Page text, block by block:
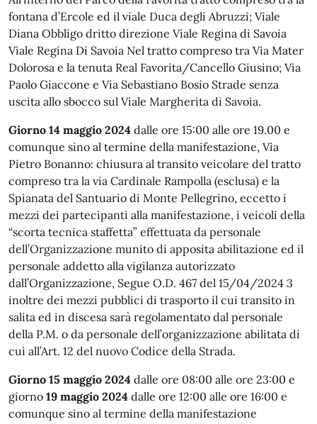
fontana d’Ercole ed il viale Duca degli Abruzzi; Viale
Diana Obbligo dritto direzione Viale Regina di Savoia
Viale Regina Di Savoia Nel tratto compreso tra Via Mater
Dolorosa e la tenuta Real Favorita/Cancello Giusino; Via
Paolo Giaccone e Via Sebastiano Bosio Strade senza
uscita allo sbocco sul Viale Margherita di Savoia.
Giorno 14 maggio 2024 dalle ore 15:00 alle ore 19.00 e
comunque sino al termine della manifestazione, Via
Pietro Bonanno: chiusura al transito veicolare del tratto
compreso tra la via Cardinale Rampolla (esclusa) e la
Spianata del Santuario di Monte Pellegrino, eccetto i
mezzi dei partecipanti alla manifestazione, i veicoli della
“scorta tecnica staffetta” effettuata da personale
dell’Organizzazione munito di apposita abilitazione ed il
personale addetto alla vigilanza autorizzato
dall’Organizzazione, Segue O.D. 467 del 15/04/2024 3
inoltre dei mezzi pubblici di trasporto il cui transito in
salita ed in discesa sarà regolamentato dal personale
della P.M. o da personale dell’organizzazione abilitata di
cui all’Art. 12 del nuovo Codice della Strada.
Giorno 15 maggio 2024 dalle ore 08:00 alle ore 23:00 e
giorno 19 maggio 2024 dalle ore 12:00 alle ore 16:00 e
comunque sino al termine della manifestazione